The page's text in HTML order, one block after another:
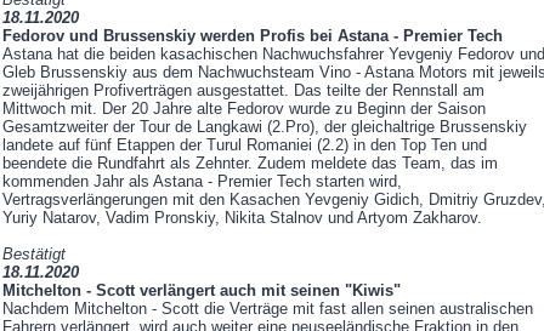
18.11.2020
Fedorov und Brussenskiy werden Profis bei Astana - Premier Tech
Astana hat die beiden kasachischen Nachwuchsfahrer Yevgeniy Fedorov und
Gleb Brussenskiy aus dem Nachwuchsteam Vino - Astana Motors mit
zweijährigen Profiverträgen ausgestattet. Das teilte der Rennstall am
Mittwoch mit. Der 20 Jahre alte Fedorov wurde zu Beginn der Saison
Gesamtzweiter der Tour de Langkawi (2.Pro), der gleichaltrige Brussenskiy
landete auf fünf Etappen der Turul Romaniei (2.2) in den Top Ten und
beendete die Rundfahrt als Zehnter. Zudem meldete das Team, das im
kommenden Jahr als Astana - Premier Tech starten wird,
Vertragsverlängerungen mit den Kasachen Yevgeniy Gidich, Dmitriy
Yuriy Natarov, Vadim Pronskiy, Nikita Stalnov und Artyom Zakharov.
Bestätigt
18.11.2020
Mitchelton - Scott verlängert auch mit seinen "Kiwis"
Nachdem Mitchelton - Scott die Verträge mit fast allen seinen australischen
Fahrern verlängert, wird auch weiter eine neuseeländische Fraktion in den